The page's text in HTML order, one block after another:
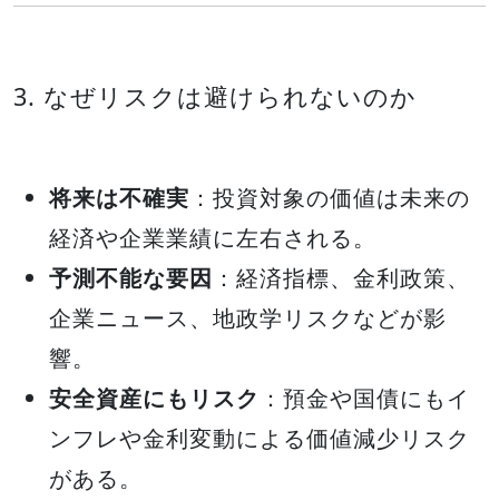
3. なぜリスクは避けられないのか
将来は不確実 ：投資対象の価値は未来の
経済や企業業績に左右される。
予測不能な要因 ：経済指標、金利政策、
企業ニュース、地政学リスクなどが影
響。
安全資産にもリスク ：預金や国債にもイ
ンフレや金利変動による価値減少リスク
がある。